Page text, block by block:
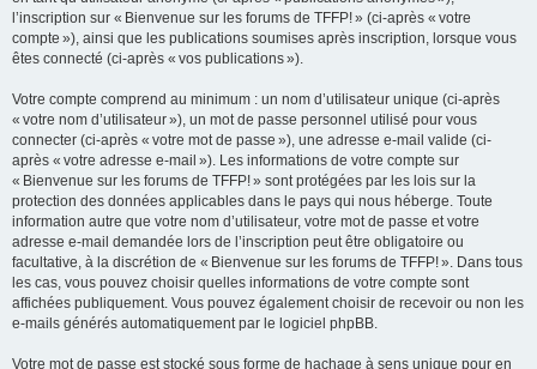
l’inscription sur « Bienvenue sur les forums de TFFP! » (ci-après « votre
compte »), ainsi que les publications soumises après inscription, lorsque vous
êtes connecté (ci-après « vos publications »).
Votre compte comprend au minimum : un nom d’utilisateur unique (ci-après
« votre nom d’utilisateur »), un mot de passe personnel utilisé pour vous
connecter (ci-après « votre mot de passe »), une adresse e-mail valide (ci-
après « votre adresse e-mail »). Les informations de votre compte sur
« Bienvenue sur les forums de TFFP! » sont protégées par les lois sur la
protection des données applicables dans le pays qui nous héberge. Toute
information autre que votre nom d’utilisateur, votre mot de passe et votre
adresse e-mail demandée lors de l’inscription peut être obligatoire ou
facultative, à la discrétion de « Bienvenue sur les forums de TFFP! ». Dans tous
les cas, vous pouvez choisir quelles informations de votre compte sont
affichées publiquement. Vous pouvez également choisir de recevoir ou non les
e-mails générés automatiquement par le logiciel phpBB.
Votre mot de passe est stocké sous forme de hachage à sens unique pour en